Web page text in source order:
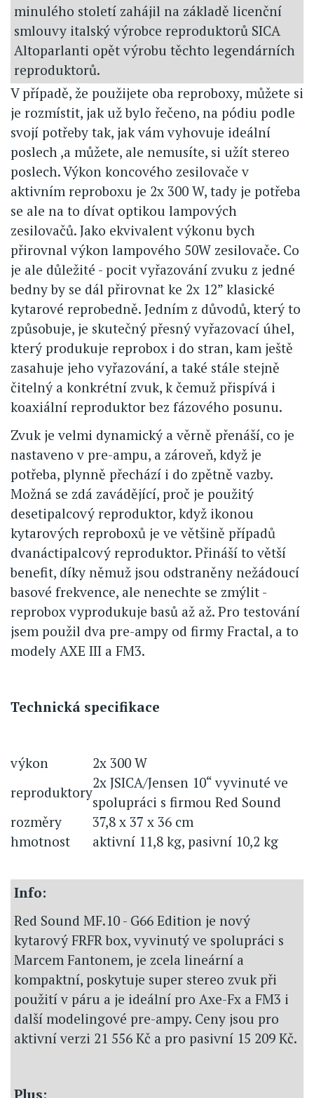
minulého století zahájil na základě licenční
smlouvy italský výrobce reproduktorů SICA
Altoparlanti opět výrobu těchto legendárních
reproduktorů.
V případě, že použijete oba reproboxy, můžete si
je rozmístit, jak už bylo řečeno, na pódiu podle
svojí potřeby tak, jak vám vyhovuje ideální
poslech ,a můžete, ale nemusíte, si užít stereo
poslech. Výkon koncového zesilovače v
aktivním reproboxu je 2x 300 W, tady je potřeba
se ale na to dívat optikou lampových
zesilovačů. Jako ekvivalent výkonu bych
přirovnal výkon lampového 50W zesilovače. Co
je ale důležité - pocit vyřazování zvuku z jedné
bedny by se dál přirovnat ke 2x 12” klasické
kytarové reprobedně. Jedním z důvodů, který to
způsobuje, je skutečný přesný vyřazovací úhel,
který produkuje reprobox i do stran, kam ještě
zasahuje jeho vyřazování, a také stále stejně
čitelný a konkrétní zvuk, k čemuž přispívá i
koaxiální reproduktor bez fázového posunu.
Zvuk je velmi dynamický a věrně přenáší, co je
nastaveno v pre-ampu, a zároveň, když je
potřeba, plynně přechází i do zpětně vazby.
Možná se zdá zavádějící, proč je použitý
desetipalcový reproduktor, když ikonou
kytarových reproboxů je ve většině případů
dvanáctipalcový reproduktor. Přináší to větší
benefit, díky němuž jsou odstraněny nežádoucí
basové frekvence, ale nenechte se zmýlit -
reprobox vyprodukuje basů až až. Pro testování
jsem použil dva pre-ampy od firmy Fractal, a to
modely AXE III a FM3.
Technická specifikace
výkon
2x 300 W
reproduktory
2x JSICA/Jensen 10“ vyvinuté ve
spolupráci s firmou Red Sound
rozměry
37,8 x 37 x 36 cm
hmotnost
aktivní 11,8 kg, pasivní 10,2 kg
Info:
Red Sound MF.10 - G66 Edition je nový
kytarový FRFR box, vyvinutý ve spolupráci s
Marcem Fantonem, je zcela lineární a
kompaktní, poskytuje super stereo zvuk při
použití v páru a je ideální pro Axe-Fx a FM3 i
další modelingové pre-ampy. Ceny jsou pro
aktivní verzi 21 556 Kč a pro pasivní 15 209 Kč.
Plus: